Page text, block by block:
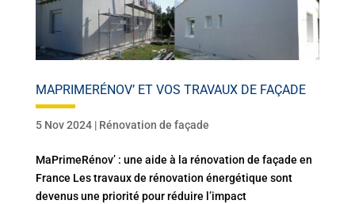
MAPRIMERÉNOV’ ET VOS TRAVAUX DE FAÇADE
5 Nov 2024| Rénovation de façade
MaPrimeRénov’ : une aide à la rénovation de façade en
France Les travaux de rénovation énergétique sont
devenus une priorité pour réduire l’impact